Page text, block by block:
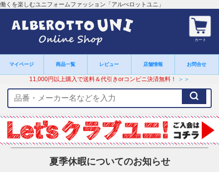
働くを楽しむユニフォームファッション「アルべロットユニ」
カート
マイページ 商品一覧 レビュー 店舗情報 お問合せ
11,000円以上購入で送料＆代引きorコンビニ決済無料！ ＞＞
ー
ワ
ー
ド
夏季休暇についてのお知らせ